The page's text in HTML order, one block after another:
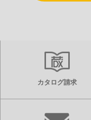
カタログ請求